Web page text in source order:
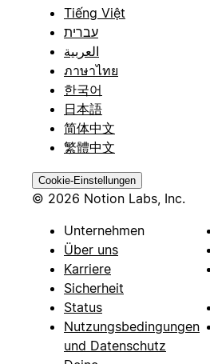
Tiếng Việt
עברית
العربية
ภาษาไทย
한국어
日本語
简体中文
繁體中文
Cookie-Einstellungen
© 2026 Notion Labs, Inc.
Unternehmen
Über uns
Karriere
Sicherheit
Status
Nutzungsbedingungen
und Datenschutz